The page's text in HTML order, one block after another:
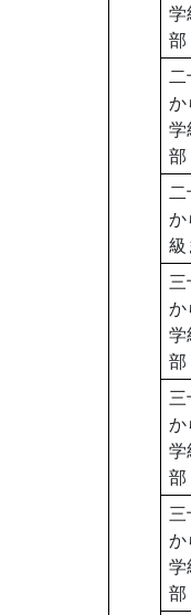
学
部
二
か
学
部
二
か
級
三
か
学
部
三
か
学
部
三
か
学
部